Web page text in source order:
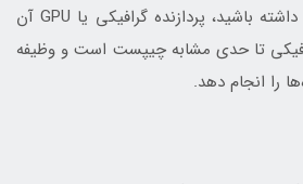
گیمینگ باید به آن توجه داشته باشید، پردازنده گرافیکی یا GPU آن
تا حدی مشابه چیپست است و وظیفه
را انجام دهد.